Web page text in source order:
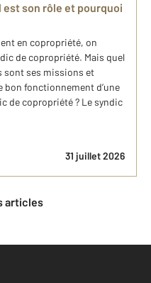
son rôle et pourquoi
en copropriété, on
de copropriété. Mais quel
sont ses missions et
fonctionnement d’une
de copropriété ? Le syndic
31 juillet 2026
articles